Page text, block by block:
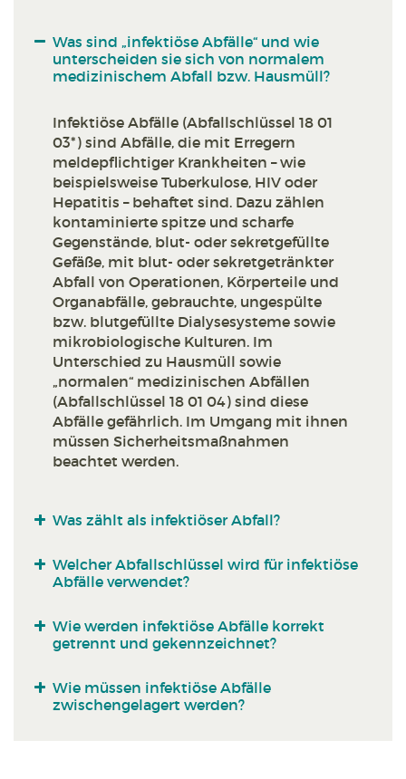
Was sind „infektiöse Abfälle“ und wie
unterscheiden sie sich von normalem
medizinischem Abfall bzw. Hausmüll?
Infektiöse Abfälle (Abfallschlüssel 18 01
03*) sind Abfälle, die mit Erregern
meldepflichtiger Krankheiten – wie
beispielsweise Tuberkulose, HIV oder
Hepatitis – behaftet sind. Dazu zählen
kontaminierte spitze und scharfe
Gegenstände, blut- oder sekretgefüllte
Gefäße, mit blut- oder sekretgetränkter
Abfall von Operationen, Körperteile und
Organabfälle, gebrauchte, ungespülte
bzw. blutgefüllte Dialysesysteme sowie
mikrobiologische Kulturen. Im
Unterschied zu Hausmüll sowie
„normalen“ medizinischen Abfällen
(Abfallschlüssel 18 01 04) sind diese
Abfälle gefährlich. Im Umgang mit ihnen
müssen Sicherheitsmaßnahmen
beachtet werden.
Was zählt als infektiöser Abfall?
Welcher Abfallschlüssel wird für infektiöse
Abfälle verwendet?
Wie werden infektiöse Abfälle korrekt
getrennt und gekennzeichnet?
Wie müssen infektiöse Abfälle
zwischengelagert werden?